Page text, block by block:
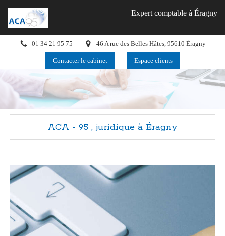
01 34 21 95 75 46 A rue des Belles Hâtes, 95610 Éragny
Contacter le cabinet Espace clients
Expert comptable à Éragny
ACA - 95 , juridique à Éragny